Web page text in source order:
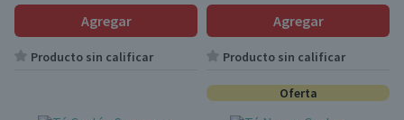
Agregar
Producto sin calificar
Agregar
Producto sin calificar
Oferta